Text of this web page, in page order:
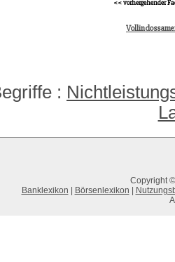
<< vorhergehender
:
Copyright
Banklexikon
Börsenlexikon